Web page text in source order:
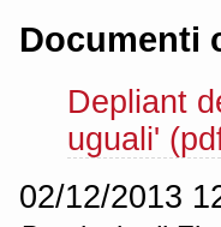
Documenti
Depliant
uguali'
02/12/2013